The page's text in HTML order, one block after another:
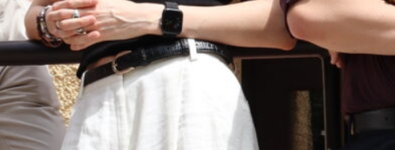
Hochschulgruppen setzt der 72.
aller Studierenden.
David Wagner (stellv. AStA
Cedric Bender (AStA Vorsitz |